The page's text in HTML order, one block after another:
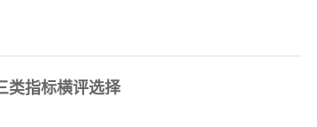
类指标横评选择